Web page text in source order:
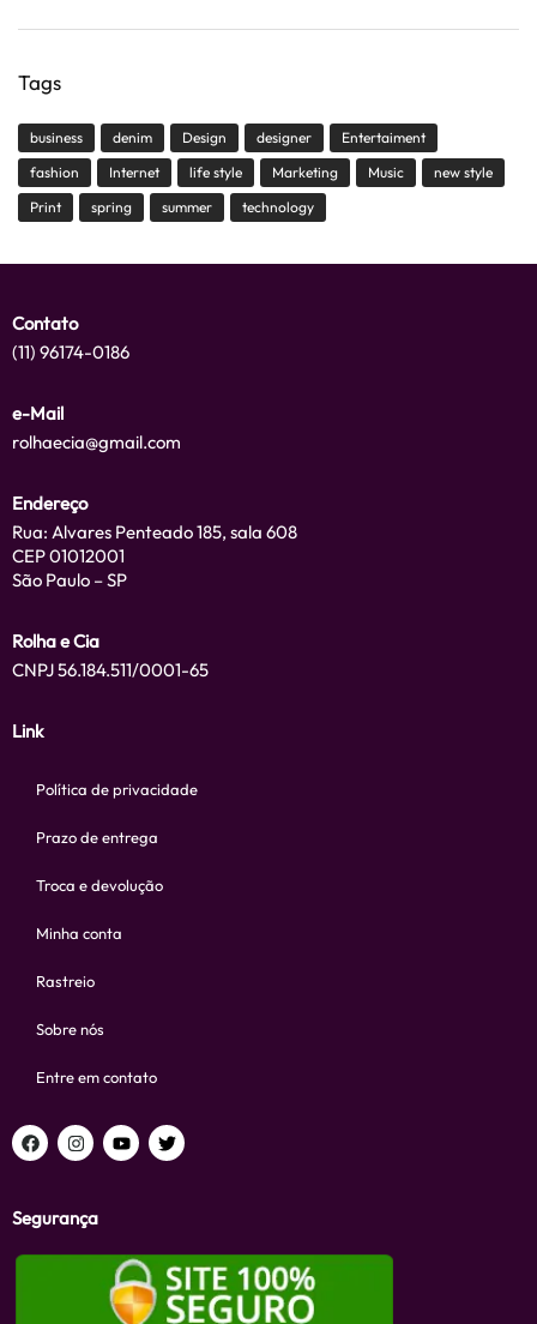
Tags
business denim Design designer
Entertaiment
fashion
Internet life style Marketing Music
new style
Print
spring summer technology
Contato
(11) 96174-0186
e-Mail
rolhaecia@gmail.com
Endereço
Rua: Alvares Penteado 185, sala 608
CEP 01012001
São Paulo – SP
Rolha e Cia
CNPJ 56.184.511/0001-65
Link
Política de privacidade
Prazo de entrega
Troca e devolução
Minha conta
Rastreio
Sobre nós
Entre em contato
Segurança